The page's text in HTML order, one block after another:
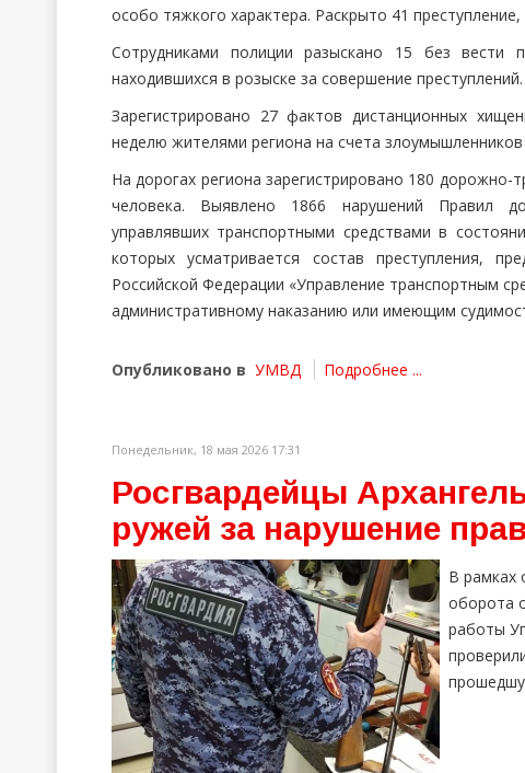
особо тяжкого характера. Раскрыто 41
Сотрудниками полиции разыскано 15 без вести
находившихся в розыске за совершение преступлений.
Зарегистрировано 27 фактов дистанционных
неделю жителями региона на счета
На дорогах региона зарегистрировано 180
человека. Выявлено 1866 нарушений Правил
управлявших транспортными средствами в
которых усматривается состав преступления,
Российской Федерации «Управление транспортным
административному наказанию или имеющим
Опубликовано в УМВД Подробнее ...
Понедельник, 18 мая 2026 17:31
Росгвардейцы
ружей за нарушение
В рамках
оборота
работы